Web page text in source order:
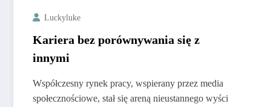
Luckyluke
Kariera bez porównywania się z
innymi
Współczesny rynek pracy, wspierany przez media
społecznościowe, stał się areną nieustannego wyści